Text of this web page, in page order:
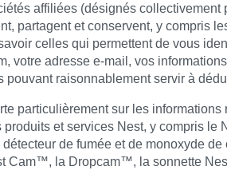
affiliées (désignés collectivement
partagent et conservent, y compris
celles qui permettent de vous
votre adresse e-mail, vos
pouvant raisonnablement servir à
particulièrement sur les informations
produits et services Nest, y compris le
de fumée et de monoxyde de
Cam™, la Dropcam™, la sonnette